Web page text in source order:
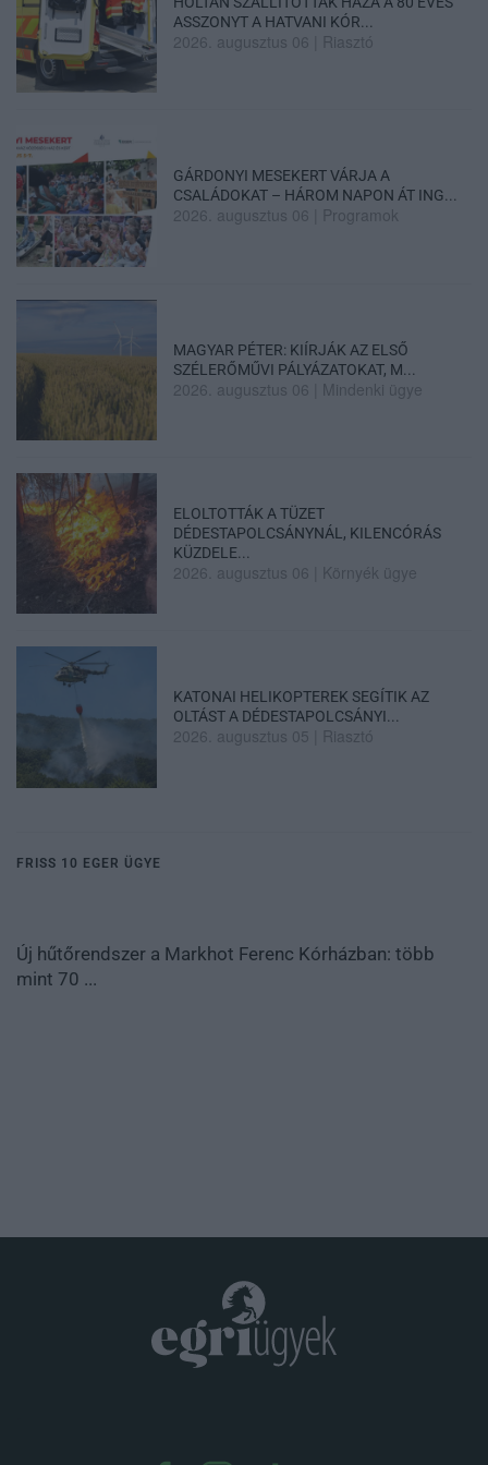
ASSZONYT A HATVANI KÓR...
2026. augusztus 06 Riasztó
GÁRDONYI MESEKERT VÁRJA A
CSALÁDOKAT – HÁROM NAPON ÁT ING...
2026. augusztus 06 Programok
MAGYAR PÉTER: KIÍRJÁK AZ ELSŐ
SZÉLERŐMŰVI PÁLYÁZATOKAT, M...
2026. augusztus 06 Mindenki ügye
ELOLTOTTÁK A TÜZET
DÉDESTAPOLCSÁNYNÁL, KILENCÓRÁS
KÜZDELE...
2026. augusztus 06 Környék ügye
KATONAI HELIKOPTEREK SEGÍTIK AZ
OLTÁST A DÉDESTAPOLCSÁNYI...
2026. augusztus 05 Riasztó
FRISS 10 EGER ÜGYE
Új hűtőrendszer a Markhot Ferenc Kórházban: több
mint 70 ...